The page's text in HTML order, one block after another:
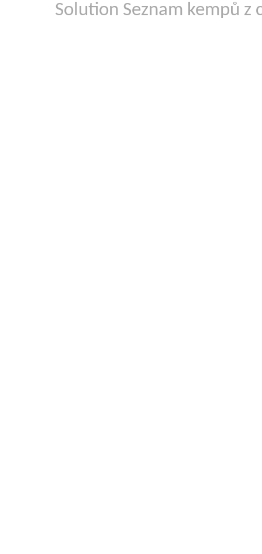
Solution Seznam kempů z